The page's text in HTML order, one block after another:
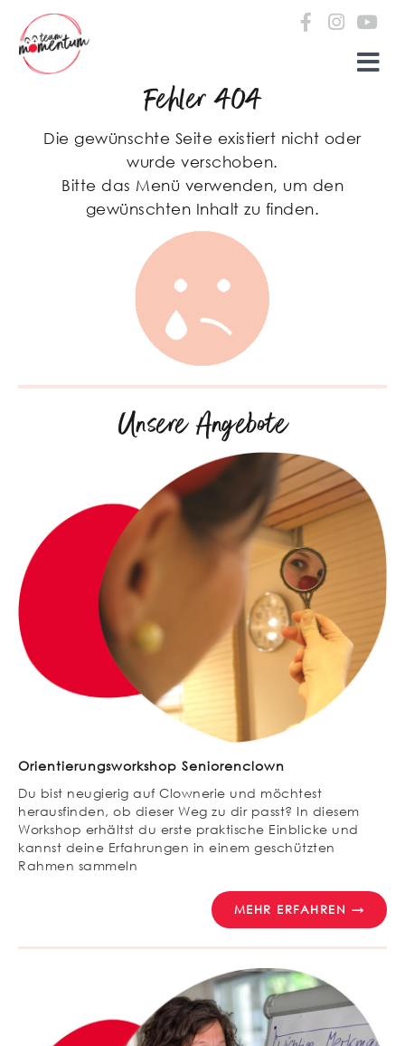
Zum Inhalt springen
Fehler 404
Die gewünschte Seite existiert nicht oder
wurde verschoben.
Bitte das Menü verwenden, um den
gewünschten Inhalt zu finden.
Unsere Angebote
Orientierungsworkshop Seniorenclown
Du bist neugierig auf Clownerie und möchtest
herausfinden, ob dieser Weg zu dir passt? In diesem
Workshop erhältst du erste praktische Einblicke und
kannst deine Erfahrungen in einem geschützten
Rahmen sammeln
MEHR ERFAHREN →